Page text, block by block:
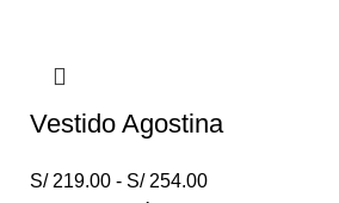
Vestido Agostina
S/219.00 - S/254.00